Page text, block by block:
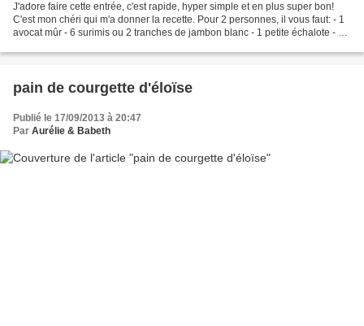
J'adore faire cette entrée, c'est rapide, hyper simple et en plus super bon!
C'est mon chéri qui m'a donner la recette. Pour 2 personnes, il vous faut: - 1
avocat mûr - 6 surimis ou 2 tranches de jambon blanc - 1 petite échalote - 2
pain de courgette d'éloïse
Publié le 17/09/2013 à 20:47
Par Aurélie & Babeth